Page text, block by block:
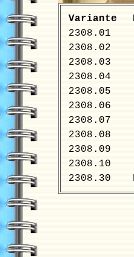
Variante
2308.01
2308.02
2308.03
2308.04
2308.05
2308.06
2308.07
2308.08
2308.09
2308.10
2308.30